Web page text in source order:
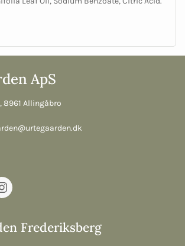
ApS
8961 Allingåbro
Frederiksberg